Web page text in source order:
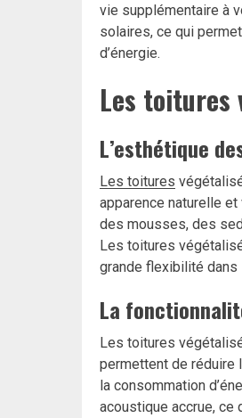
vie supplémentaire à
solaires, ce qui
d’énergie.
Les toitures
L’esthétique
Les toitures
apparence naturelle
des mousses, des
Les toitures
grande flexibilité dans
La
Les toitures
permettent de réduire
la consommation
acoustique accrue, ce